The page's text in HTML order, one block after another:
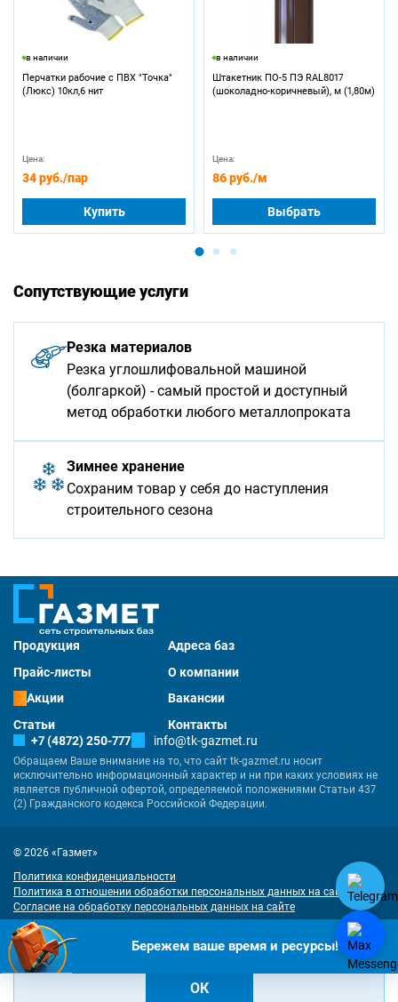
в наличии
Перчатки рабочие с ПВХ "Точка"
(Люкс) 10кл,6 нит
Цена:
34 руб./пар
Купить
в наличии
Штакетник ПО-5 ПЭ RAL8017
(шоколадно-коричневый), м (1,80м)
Цена:
86 руб./м
Выбрать
Сопутствующие услуги
Резка материалов
Резка углошлифовальной машиной
(болгаркой) - самый простой и доступный
метод обработки любого металлопроката
Зимнее хранение
Сохраним товар у себя до наступления
строительного сезона
Продукция
Адреса баз
Прайс-листы
О компании
Акции
Вакансии
Статьи
Контакты
+7 (4872) 250-777
info@tk-gazmet.ru
Обращаем Ваше внимание на то, что сайт tk-gazmet.ru носит
исключительно информационный характер и ни при каких условиях не
является публичной офертой, определяемой положениями Статьи 437
(2) Гражданского кодекса Российской Федерации.
© 2026 «Газмет»
Политика конфиденциальности
Политика в отношении обработки персональных данных на сайте
Согласие на обработку персональных данных на сайте
Разработка продвижение сайта— «Имиджмарк»
"Наш сайт использует куки. Продолжая им пользоваться, вы соглашаетесь
на обработку персональных данных в соответствии сполитикой
конфиденциальности
ОК
Бережем ваше время и ресурсы!